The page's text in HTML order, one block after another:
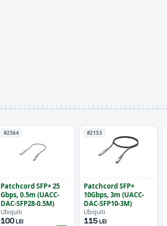
#2364
Patchcord SFP+ 25
Gbps, 0.5m (UACC-
DAC-SFP28-0.5M)
Ubiquiti
100LEI
#2153
Patchcord SFP+
10Gbps, 3m (UACC-
DAC-SFP10-3M)
Ubiquiti
115 LEI